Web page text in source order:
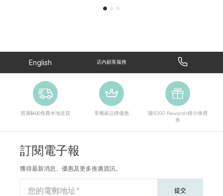
English 店內顧客服務
買滿$600免費本地送貨 享獨家品牌優惠
賺SOGO Rewards積分換禮
券
訂閱電子報
獲得最新消息、優惠及更多推廣資訊。
您的電郵地址 提交